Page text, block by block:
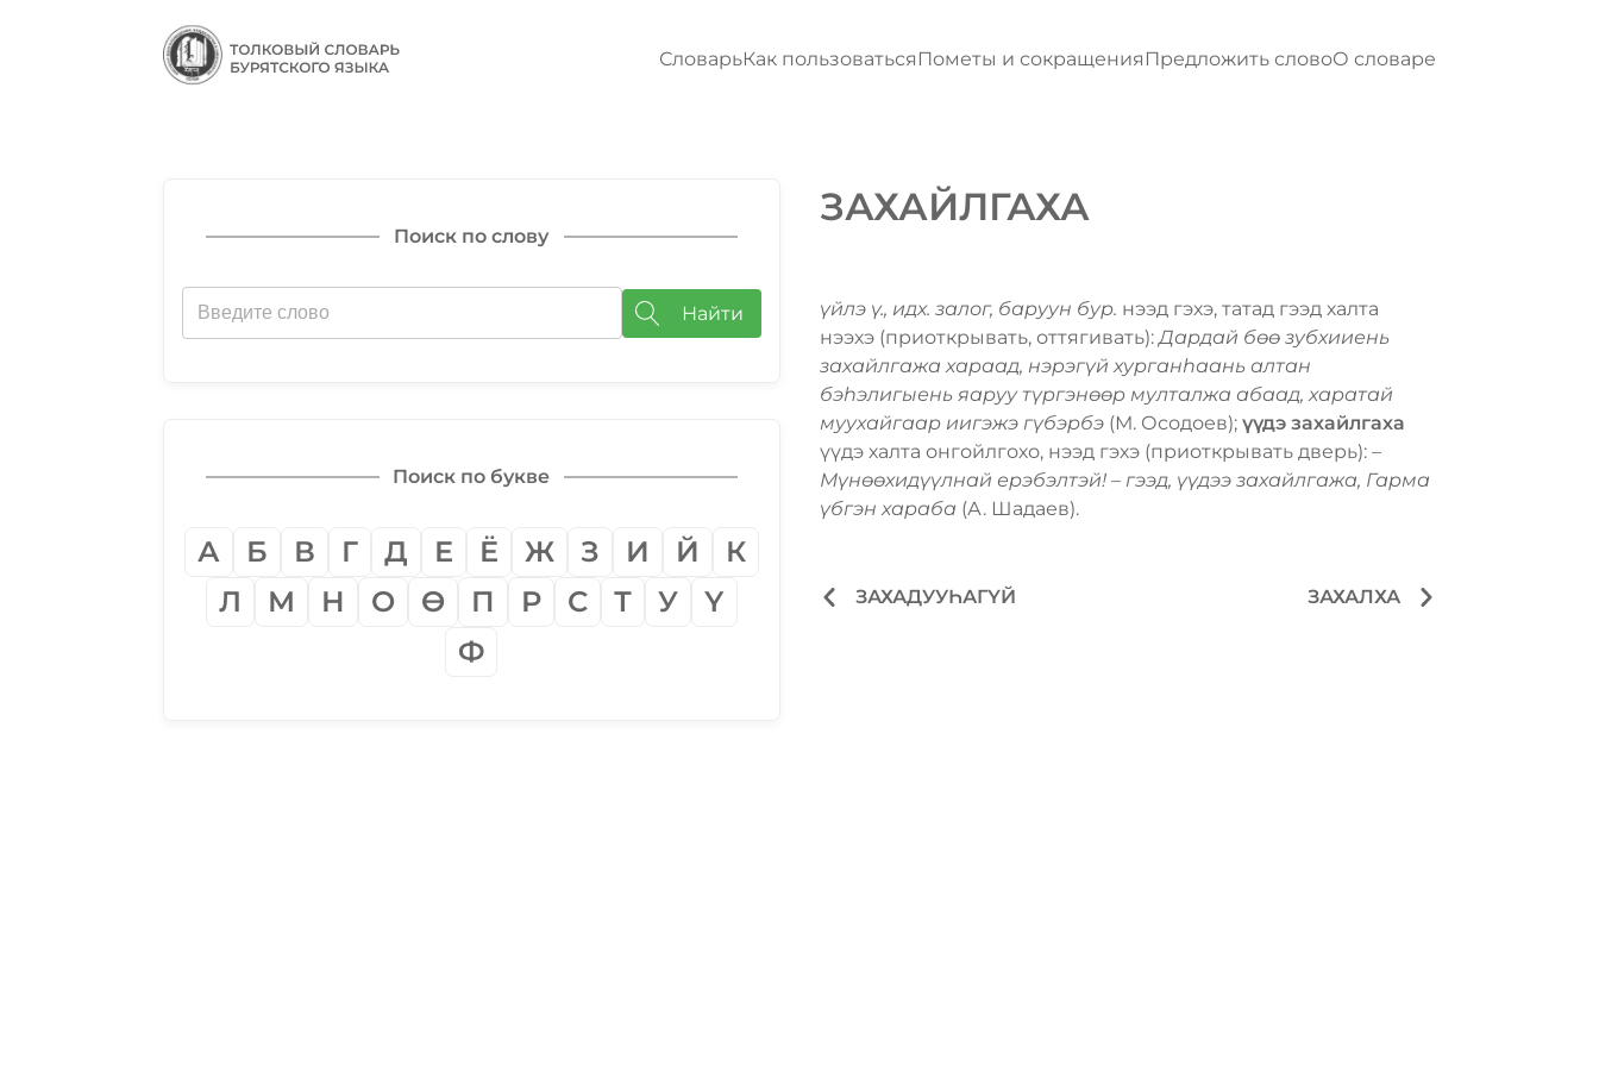
СловарьКак пользоваться Пометы и сокращения Предложить словоО словаре
Поиск по слову
Найти
Поиск по букве
А Б В Г Д Е Ё Ж З И Й
К
Л
М Н О Ѳ П Р С Т У
Ү
Ф
ЗАХАЙЛГАХА
үйлэ ү., идх. залог, баруун бур. нээд гэхэ, татад гээд халта
нээхэ (приоткрывать, оттягивать):Дардай бѳѳ зубхииень
захайлгажа хараад, нэрэгүй хурганһаань алтан
бэһэлигыень яаруу түргэнѳѳр мулталжа абаад, харатай
муухайгаар иигэжэ гүбэрбэ (М. Осодоев); үүдэ захайлгаха
үүдэ халта онгойлгохо, нээд гэхэ (приоткрывать дверь): –
Мүнѳѳхидүүлнай ерэбэлтэй! – гээд, үүдээ захайлгажа, Гарма
үбгэн хараба (А. Шадаев).
ЗАХАДУУҺАГҮЙ ЗАХАЛХА